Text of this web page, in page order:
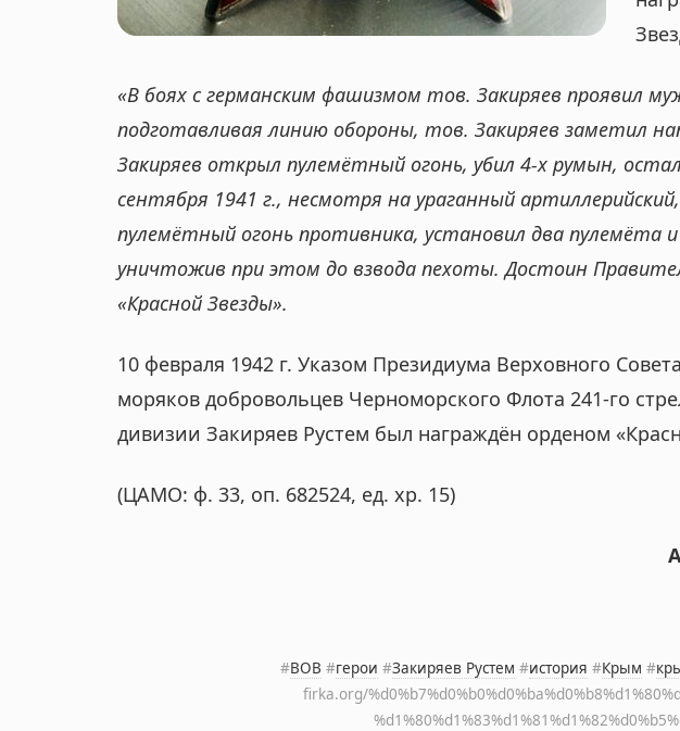
o
n
«В боях с германским фашизмом тов. Закиряев проявил
подготавливая линию обороны, тов. Закиряев заметил
Закиряев открыл пулемётный огонь, убил 4-х румын,
сентября 1941 г., несмотря на ураганный
пулемётный огонь противника, установил два пулемёта
уничтожив при этом до взвода пехоты. Достоин
«Красной Звезды».
10 февраля 1942 г. Указом Президиума Верховного
моряков добровольцев Черноморского Флота 241-го
дивизии Закиряев Рустем был награждён орденом
(ЦАМО: ф. 33, оп. 682524, ед. хр. 15)
#ВОВ #герои #Закиряев Рустем #история #Крым #
firka.org/